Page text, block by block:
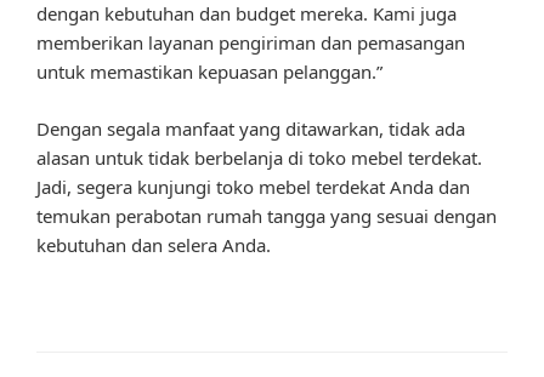
dengan kebutuhan dan budget mereka. Kami juga
memberikan layanan pengiriman dan pemasangan
untuk memastikan kepuasan pelanggan.”
Dengan segala manfaat yang ditawarkan, tidak ada
alasan untuk tidak berbelanja di toko mebel terdekat.
Jadi, segera kunjungi toko mebel terdekat Anda dan
temukan perabotan rumah tangga yang sesuai dengan
kebutuhan dan selera Anda.